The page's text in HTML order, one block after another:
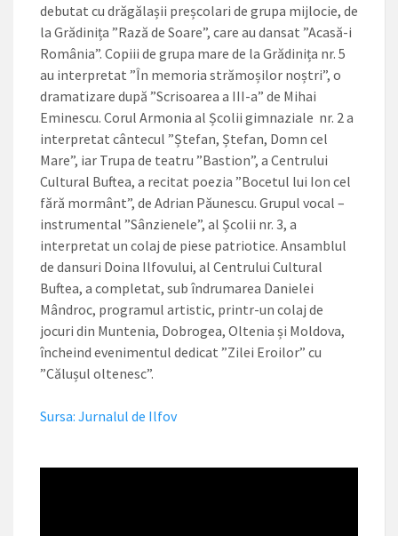
debutat cu drăgălașii preșcolari de grupa mijlocie, de
la Grădinița ”Rază de Soare”, care au dansat ”Acasă-i
România”. Copiii de grupa mare de la Grădinița nr. 5
au interpretat ”În memoria strămoșilor noștri”, o
dramatizare după ”Scrisoarea a III-a” de Mihai
Eminescu. Corul Armonia al Școlii gimnaziale nr. 2 a
interpretat cântecul ”Ștefan, Ștefan, Domn cel
Mare”, iar Trupa de teatru ”Bastion”, a Centrului
Cultural Buftea, a recitat poezia ”Bocetul lui Ion cel
fără mormânt”, de Adrian Păunescu. Grupul vocal –
instrumental ”Sânzienele”, al Școlii nr. 3, a
interpretat un colaj de piese patriotice. Ansamblul
de dansuri Doina Ilfovului, al Centrului Cultural
Buftea, a completat, sub îndrumarea Danielei
Mândroc, programul artistic, printr-un colaj de
jocuri din Muntenia, Dobrogea, Oltenia și Moldova,
încheind evenimentul dedicat ”Zilei Eroilor” cu
”Călușul oltenesc”.
Sursa: Jurnalul de Ilfov